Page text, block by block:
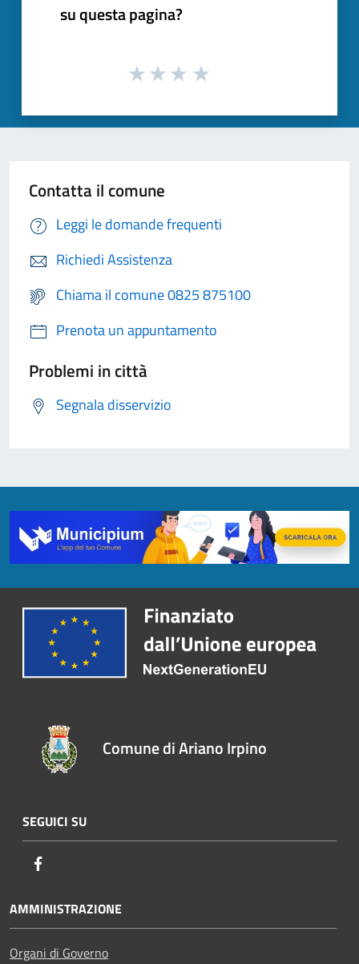
su questa pagina?
Contatta il comune
Leggi le domande frequenti
Richiedi Assistenza
Chiama il comune 0825 875100
Prenota un appuntamento
Problemi in città
Segnala disservizio
Comune di Ariano Irpino
SEGUICI SU
AMMINISTRAZIONE
Organi di Governo